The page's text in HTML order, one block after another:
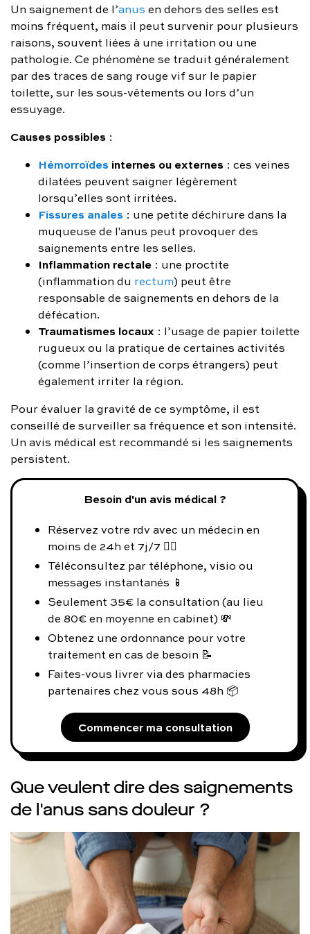
Un saignement de l’anus en dehors des selles est
moins fréquent, mais il peut survenir pour plusieurs
raisons, souvent liées à une irritation ou une
pathologie. Ce phénomène se traduit généralement
par des traces de sang rouge vif sur le papier
toilette, sur les sous-vêtements ou lors d’un
essuyage.
Causes possibles :
Hémorroïdes internes ou externes : ces veines
dilatées peuvent saigner légèrement
lorsqu’elles sont irritées.
Fissures anales : une petite déchirure dans la
muqueuse de l'anus peut provoquer des
saignements entre les selles.
Inflammation rectale : une proctite
(inflammation du rectum) peut être
responsable de saignements en dehors de la
défécation.
Traumatismes locaux : l’usage de papier toilette
rugueux ou la pratique de certaines activités
(comme l’insertion de corps étrangers) peut
également irriter la région.
Pour évaluer la gravité de ce symptôme, il est
conseillé de surveiller sa fréquence et son intensité.
Un avis médical est recommandé si les saignements
persistent.
Besoin d'un avis médical ?
Réservez votre rdv avec un médecin en
moins de 24h et 7j/7 👨‍⚕️
Téléconsultez par téléphone, visio ou
messages instantanés 📱
Seulement 35€ la consultation (au lieu
de 80€ en moyenne en cabinet) 💸
Obtenez une ordonnance pour votre
traitement en cas de besoin 📝
Faites-vous livrer via des pharmacies
partenaires chez vous sous 48h 📦
Commencer ma consultation
Que veulent dire des saignements
de l'anus sans douleur ?